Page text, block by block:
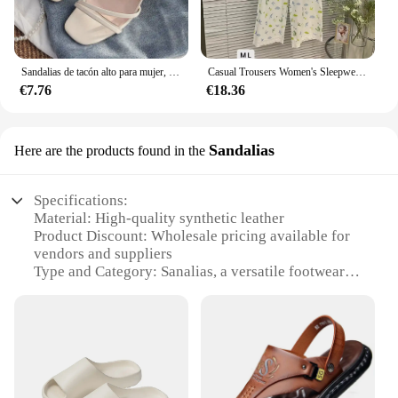
Sandalias de tacón alto para mujer, zapatos informales de tacón cuadrado con punta abierta y correa en el tobillo, novedad de verano, 2022
€7.76
Casual Trousers Women's Sleepwear Summer Printed Beach Sandals Seven-Point Wide Leg Cotton Silk Homewear Pyjamas
€18.36
Here are the products found in the Sandalias
Specifications:
Material: High-quality synthetic leather
Product Discount: Wholesale pricing available for
vendors and suppliers
Type and Category: Sanalias, a versatile footwear
Usage and Purpose: Ideal for casual outings, beach
trips, or as a fashionable accessory
Performance and Property: Durable and lightweight,